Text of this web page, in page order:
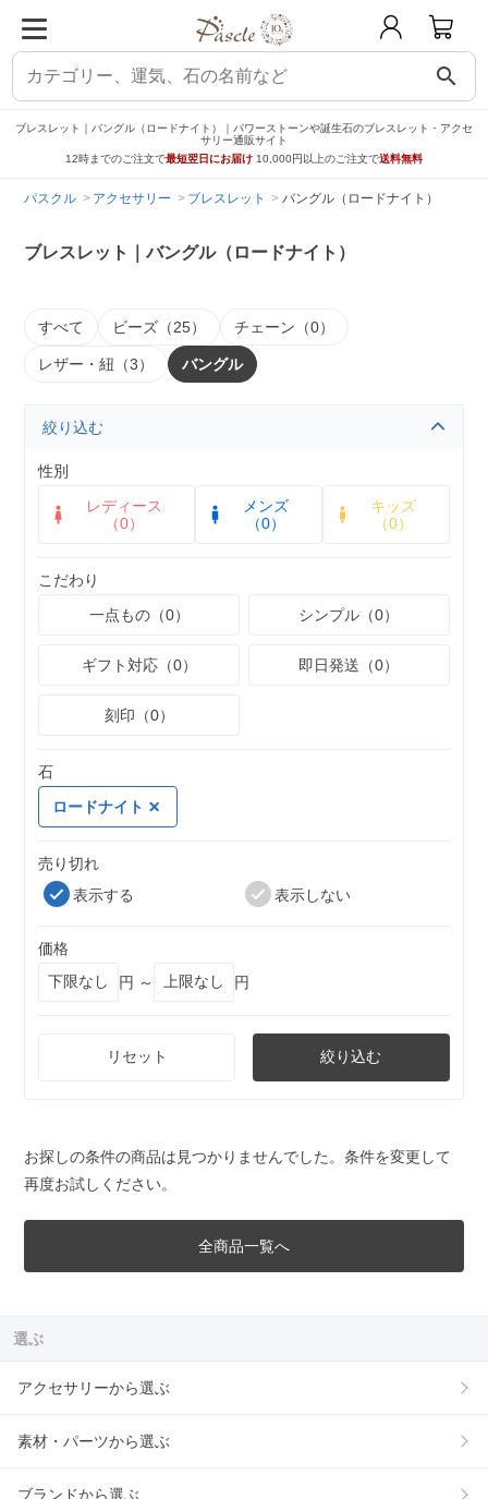
search
ブレスレット｜バングル（ロードナイト）｜パワーストーンや誕生石のブレスレット・アクセ
サリー通販サイト
12時までのご注文で最短翌日にお届け 10,000円以上のご注文で送料無料
パスクル アクセサリー ブレスレット バングル（ロードナイト）
ブレスレット｜バングル（ロードナイト）
すべて ビーズ（25） チェーン（0）
レザー・紐（3） バングル
絞り込む
性別
レディース
（0）
メンズ
（0）
キッズ
（0）
こだわり
一点もの（0）
シンプル（0）
ギフト対応（0） 即日発送（0）
刻印（0）
石
ロードナイト
売り切れ
表示する
表示しない
価格
円 ～
円
リセット 絞り込む
お探しの条件の商品は見つかりませんでした。条件を変更して
再度お試しください。
全商品一覧へ
選ぶ
アクセサリーから選ぶ
素材・パーツから選ぶ
ブランドから選ぶ